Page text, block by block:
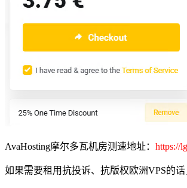
AvaHosting摩尔多瓦机房测速地址： https://
如果需要租用抗投诉、抗版权欧洲VPS的